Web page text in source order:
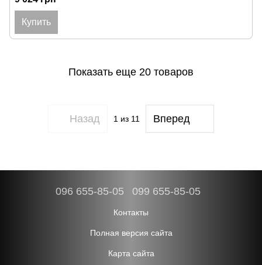
Купить
Показать еще 20 товаров
Назад 1 из 11 Вперед
096 655-85-05 099 655-85-05
Контакты
Полная версия сайта
Карта сайта